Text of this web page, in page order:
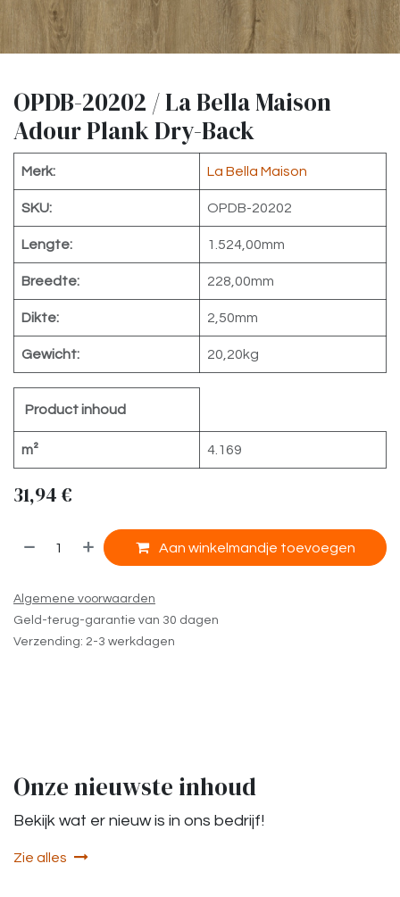
OPDB-20202 / La Bella Maison
Adour Plank Dry-Back
Merk: La Bella Maison
SKU: OPDB-20202
Lengte: 1.524,00mm
Breedte: 228,00mm
Dikte: 2,50mm
Gewicht: 20,20kg
Product inhoud
m² 4.169
31,94 €
Aan winkelmandje toevoegen
Algemene voorwaarden
Geld-terug-garantie van 30 dagen
Verzending: 2-3 werkdagen
Onze nieuwste inhoud
Bekijk wat er nieuw is in ons bedrijf!
Zie alles